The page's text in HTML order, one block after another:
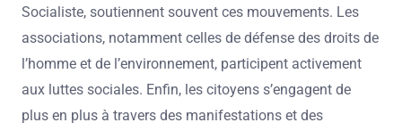
Socialiste, soutiennent souvent ces mouvements. Les
associations, notamment celles de défense des droits de
l’homme et de l’environnement, participent activement
aux luttes sociales. Enfin, les citoyens s’engagent de
plus en plus à travers des manifestations et des